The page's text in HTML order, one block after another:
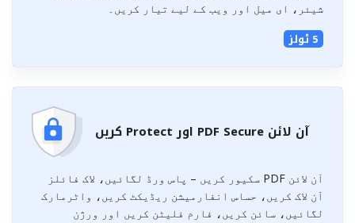
شیئر، ای میل اور ویب کے لیے تیار کریں۔
5 ٹولز
آن لائن PDF Secure اور Protect کریں
آن لائن PDF سکیور کریں – پاس ورڈ لگائیں، لاک فائلز
اَن لاک کریں، حساس انفارمیشن ریڈیکٹ کریں، واٹرمارک
لگائیں، سائن کریں، فارم فلیٹن کریں اور ورژن